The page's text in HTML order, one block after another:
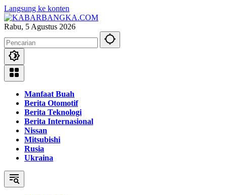
Langsung ke konten
Rabu, 5 Agustus 2026
Manfaat Buah
Berita Otomotif
Berita Teknologi
Berita Internasional
Nissan
Mitsubishi
Rusia
Ukraina